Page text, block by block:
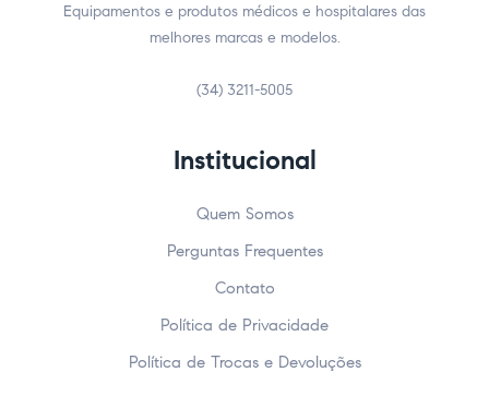
Equipamentos e produtos médicos e hospitalares das
melhores marcas e modelos.
(34) 3211-5005
Institucional
Quem Somos
Perguntas Frequentes
Contato
Política de Privacidade
Política de Trocas e Devoluções